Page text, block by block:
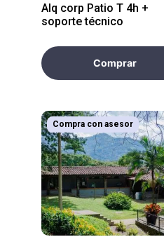
Alq corp Patio T 4h +
soporte técnico
Comprar
Compra con asesor